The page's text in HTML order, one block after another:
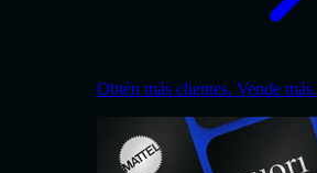
Obtén más clientes. Vende más.